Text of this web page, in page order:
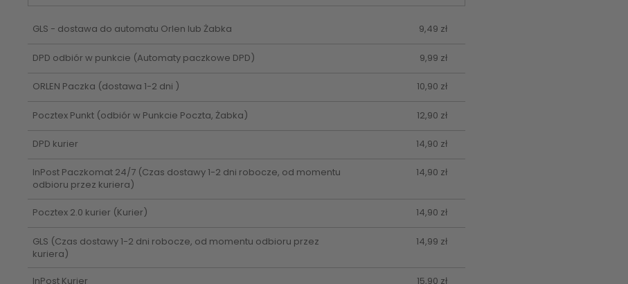
GLS - dostawa do automatu Orlen lub Żabka 9,49 zł
DPD odbiór w punkcie (Automaty paczkowe DPD) 9,99 zł
ORLEN Paczka (dostawa 1-2 dni ) 10,90 zł
Pocztex Punkt (odbiór w Punkcie Poczta, Żabka) 12,90 zł
DPD kurier 14,90 zł
InPost Paczkomat 24/7(Czas dostawy 1-2 dni robocze, od momentu
odbioru przez kuriera)
14,90 zł
Pocztex 2.0 kurier (Kurier) 14,90 zł
GLS (Czas dostawy 1-2 dni robocze, od momentu odbioru przez
kuriera)
14,99 zł
InPost Kurier 15,90 zł